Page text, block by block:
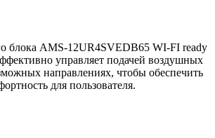
блока AMS-12UR4SVEDB65 WI-FI ready
управляет подачей воздушных
направлениях, чтобы обеспечить
для пользователя.